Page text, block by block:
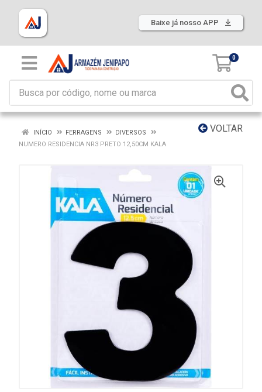
Baixe já nosso APP
0
VOLTAR
INÍCIO FERRAGENS
DIVERSOS
NUMERO RESIDENCIA NR3 PRETO 12,50CM KALA